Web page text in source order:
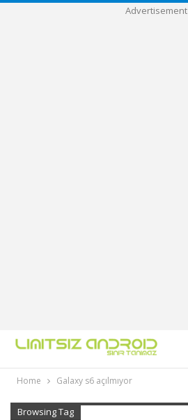
Advertisement
Home Galaxy s6 açılmıyor
Browsing Tag